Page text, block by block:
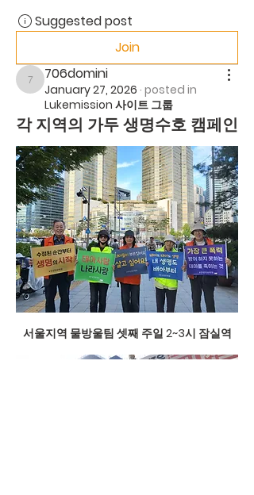
Suggested post
Join
706domini
706domini
January 27, 2026 · posted in
Lukemission 사이트 그룹
각 지역의 가두 생명수호 캠페인
서울지역 물방울팀 셋째 주일 2~3시 잠실역